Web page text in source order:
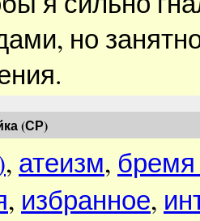
но
(СР)
, атеизм,
, избранное,